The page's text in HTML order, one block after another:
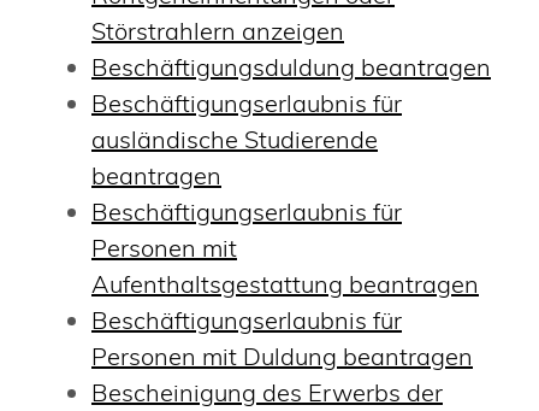
Störstrahlern anzeigen
Beschäftigungsduldung beantragen
Beschäftigungserlaubnis für
ausländische Studierende
beantragen
Beschäftigungserlaubnis für
Personen mit
Aufenthaltsgestattung beantragen
Beschäftigungserlaubnis für
Personen mit Duldung beantragen
Bescheinigung des Erwerbs der